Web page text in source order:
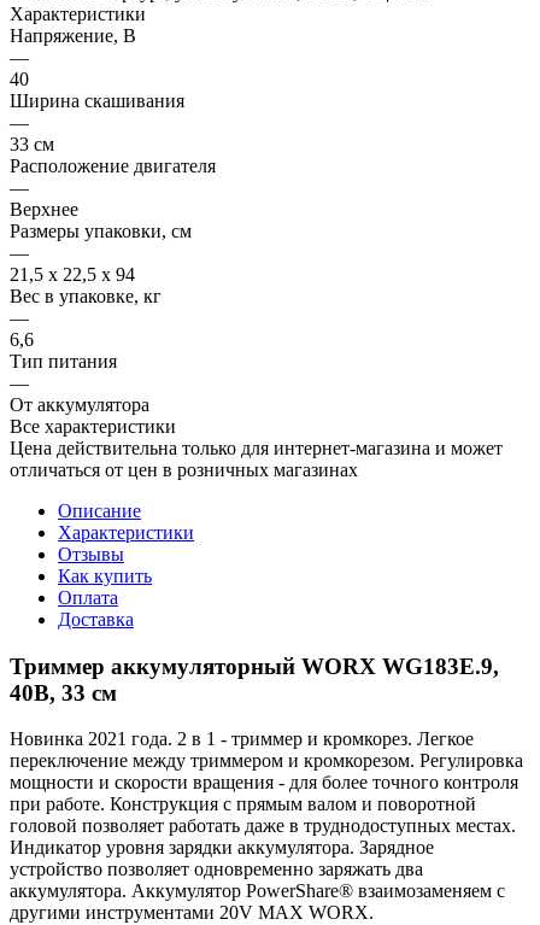
Характеристики
Напряжение, В
—
40
Ширина скашивания
—
33 см
Расположение двигателя
—
Верхнее
Размеры упаковки, см
—
21,5 х 22,5 х 94
Вес в упаковке, кг
—
6,6
Тип питания
—
От аккумулятора
Все характеристики
Цена действительна только для интернет-магазина и может
отличаться от цен в розничных магазинах
Описание
Характеристики
Отзывы
Как купить
Оплата
Доставка
Триммер аккумуляторный WORX WG183E.9,
40В, 33 см
Новинка 2021 года. 2 в 1 - триммер и кромкорез. Легкое
переключение между триммером и кромкорезом. Регулировка
мощности и скорости вращения - для более точного контроля
при работе. Конструкция с прямым валом и поворотной
головой позволяет работать даже в труднодоступных местах.
Индикатор уровня зарядки аккумулятора. Зарядное
устройство позволяет одновременно заряжать два
аккумулятора. Аккумулятор PowerShare® взаимозаменяем с
другими инструментами 20V MAX WORX.